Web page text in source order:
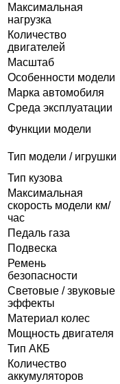
Максимальная
нагрузка
Количество
двигателей
Масштаб
Особенности модели
Марка автомобиля
Среда эксплуатации
Функции модели
Тип модели / игрушки
Тип кузова
Максимальная
скорость модели км/
час
Педаль газа
Подвеска
Ремень
безопасности
Световые / звуковые
эффекты
Материал колес
Мощность двигателя
Тип АКБ
Количество
аккумуляторов